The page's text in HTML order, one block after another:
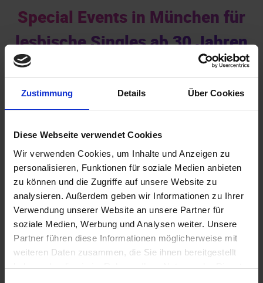
Zustimmung Details Über Cookies
Diese Webseite verwendet Cookies
Wir verwenden Cookies, um Inhalte und Anzeigen zu
personalisieren, Funktionen für soziale Medien anbieten
zu können und die Zugriffe auf unsere Website zu
analysieren. Außerdem geben wir Informationen zu Ihrer
Verwendung unserer Website an unsere Partner für
soziale Medien, Werbung und Analysen weiter. Unsere
Partner führen diese Informationen möglicherweise mit
weiteren Daten zusammen, die Sie ihnen bereitgestellt
haben oder die sie im Rahmen Ihrer Nutzung der Dienste
Special Events in München für
lesbische Singles ab 30 Jahren
Akademiker